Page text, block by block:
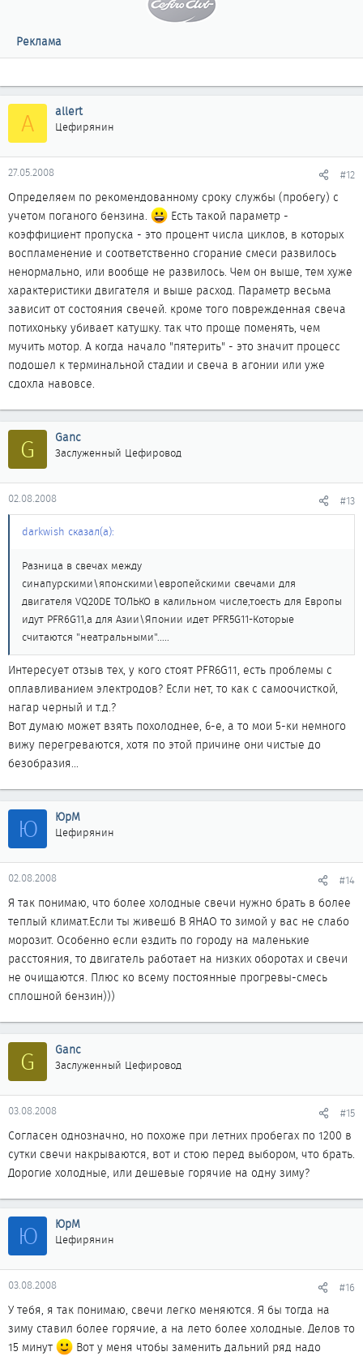
Реклама
A allert
Цефирянин
27.05.2008 #12
Определяем по рекомендованному сроку службы (пробегу) с
учетом поганого бензина.
Есть такой параметр -
коэффициент пропуска - это процент числа циклов, в которых
воспламенение и соответственно сгорание смеси развилось
ненормально, или вообще не развилось. Чем он выше, тем хуже
характеристики двигателя и выше расход. Параметр весьма
зависит от состояния свечей. кроме того поврежденная свеча
потихоньку убивает катушку. так что проще поменять, чем
мучить мотор. А когда начало "пятерить" - это значит процесс
подошел к терминальной стадии и свеча в агонии или уже
сдохла навовсе.
G Ganc
Заслуженный Цефировод
02.08.2008 #13
darkwish сказал(а):
Разница в свечах между
синапурскими\японскими\европейскими свечами для
двигателя VQ20DE ТОЛЬКО в калильном числе,тоесть для Европы
идут PFR6G11,а для Азии\Японии идет PFR5G11-Которые
считаются "неатральными".....
Интересует отзыв тех, у кого стоят PFR6G11, есть проблемы с
оплавливанием электродов? Если нет, то как с самоочисткой,
нагар черный и т.д.?
Вот думаю может взять похолоднее, 6-е, а то мои 5-ки немного
вижу перегреваются, хотя по этой причине они чистые до
безобразия...
Ю ЮрМ
Цефирянин
02.08.2008 #14
Я так понимаю, что более холодные свечи нужно брать в более
теплый климат.Если ты живешб В ЯНАО то зимой у вас не слабо
морозит. Особенно если ездить по городу на маленькие
расстояния, то двигатель работает на низких оборотах и свечи
не очищаются. Плюс ко всему постоянные прогревы-смесь
сплошной бензин)))
G Ganc
Заслуженный Цефировод
03.08.2008 #15
Согласен однозначно, но похоже при летних пробегах по 1200 в
сутки свечи накрываются, вот и стою перед выбором, что брать.
Дорогие холодные, или дешевые горячие на одну зиму?
Ю ЮрМ
Цефирянин
03.08.2008 #16
У тебя, я так понимаю, свечи легко меняются. Я бы тогда на
зиму ставил более горячие, а на лето более холодные. Делов то
15 минут
Вот у меня чтобы заменить дальний ряд надо